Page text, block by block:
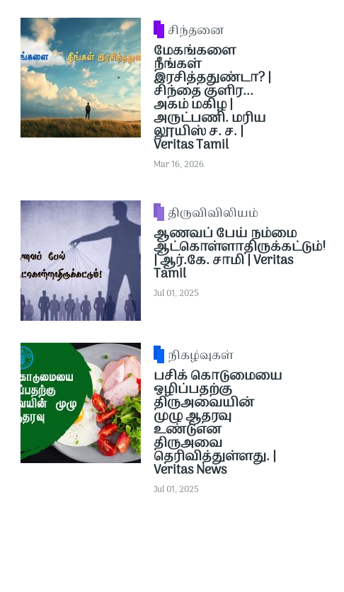
சிந்தனை
மேகங்களை
நீங்கள்
இரசித்ததுண்டா? |
சிந்தை குளிர...
அகம் மகிழ |
அருட்பணி. மரிய
லூயிஸ் ச. ச. |
Veritas Tamil
Mar 16, 2026
திருவிவிலியம்
ஆணவப் பேய் நம்மை
ஆட்கொள்ளாதிருக்கட்டும்!
| ஆர்.கே. சாமி | Veritas
Tamil
Jul 01, 2025
நிகழ்வுகள்
பசிக் கொடுமையை
ஒழிப்பதற்கு
திருஅவையின்
முழு ஆதரவு
உண்டுஎன
திருஅவை
தெரிவித்துள்ளது. |
Veritas News
Jul 01, 2025